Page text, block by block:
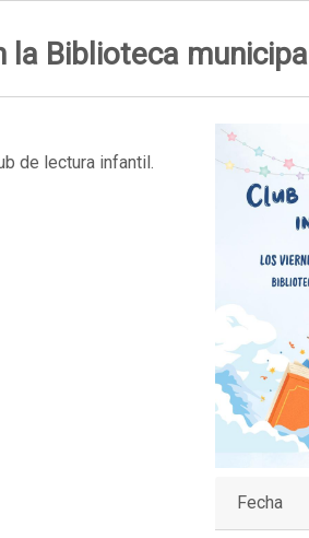
Biblioteca municipal
de lectura infantil.
Fecha